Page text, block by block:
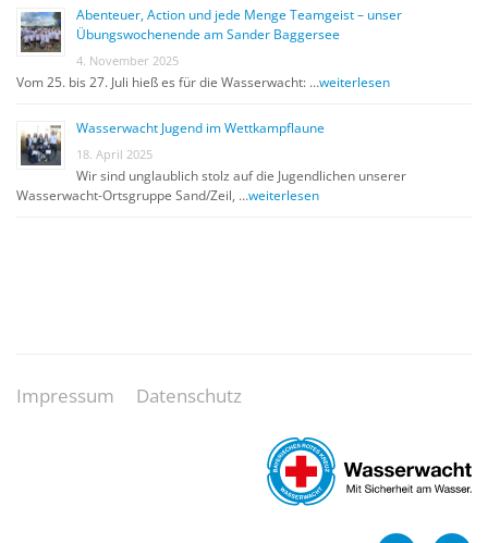
Abenteuer, Action und jede Menge Teamgeist – unser
Übungswochenende am Sander Baggersee
4. November 2025
Vom 25. bis 27. Juli hieß es für die Wasserwacht: …weiterlesen
Wasserwacht Jugend im Wettkampflaune
18. April 2025
Wir sind unglaublich stolz auf die Jugendlichen unserer
Wasserwacht-Ortsgruppe Sand/Zeil, …weiterlesen
Impressum Datenschutz